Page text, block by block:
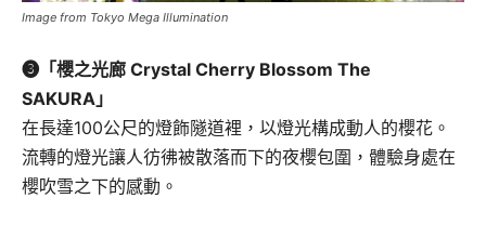
Image from Tokyo Mega Illumination
❸「櫻之光廊 Crystal Cherry Blossom The
SAKURA」
在長達100公尺的燈飾隧道裡，以燈光構成動人的櫻花。
流轉的燈光讓人彷彿被散落而下的夜櫻包圍，體驗身處在
櫻吹雪之下的感動。